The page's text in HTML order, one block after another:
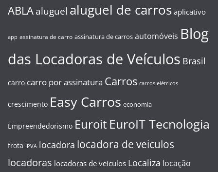
ABLA aluguel aluguel de carros aplicativo
app assinatura de carro assinatura de carros automóveis Blog
das Locadoras de Veículos Brasil
carro carro por assinatura Carros carros elétricos
crescimento Easy Carros economia
Empreendedorismo Euroit EuroIT Tecnologia
frota IPVA locadora locadora de veiculos
locadoras locadoras de veículos Localiza locação